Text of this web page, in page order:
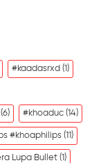
#kaadasrxd (1)
(6) #khoaduc (14)
#khoaphilips (11)
Lupa Bullet (1)